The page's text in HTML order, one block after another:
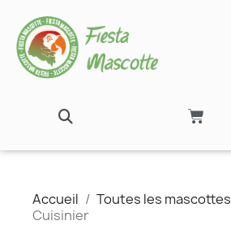
Accueil Toutes les mascottes
Cuisinier